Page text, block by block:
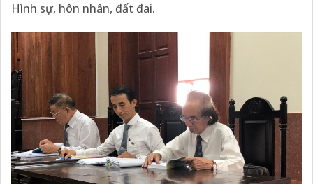
Hình sự, hôn nhân, đất đai.